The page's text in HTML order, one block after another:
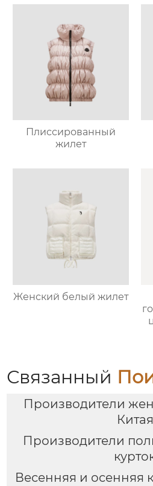
Плиссированный
жилет
Женский белый жилет
Связанный
Производители
Китая
Производители
Весенняя и осенняя